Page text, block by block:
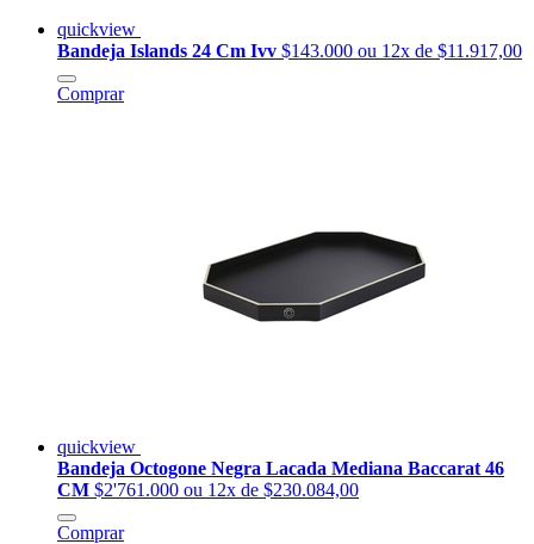
quickview
Bandeja Islands 24 Cm Ivv $143.000 ou 12x de $11.917,00
Comprar
quickview
Bandeja Octogone Negra Lacada Mediana Baccarat 46
CM $2'761.000 ou 12x de $230.084,00
Comprar